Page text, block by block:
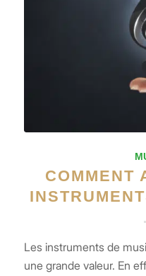
COMMENT
Les instruments de
une grande valeur. En